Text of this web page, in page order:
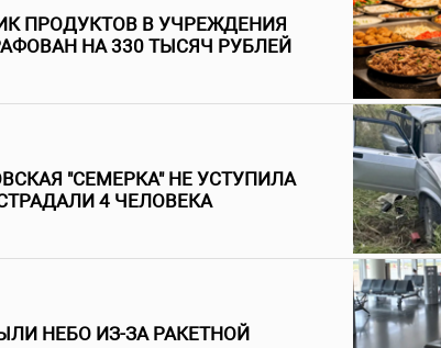
ПРОДУКТОВ В УЧРЕЖДЕНИЯ
НА 330 ТЫСЯЧ РУБЛЕЙ
"СЕМЕРКА" НЕ УСТУПИЛА
4 ЧЕЛОВЕКА
НЕБО ИЗ-ЗА РАКЕТНОЙ